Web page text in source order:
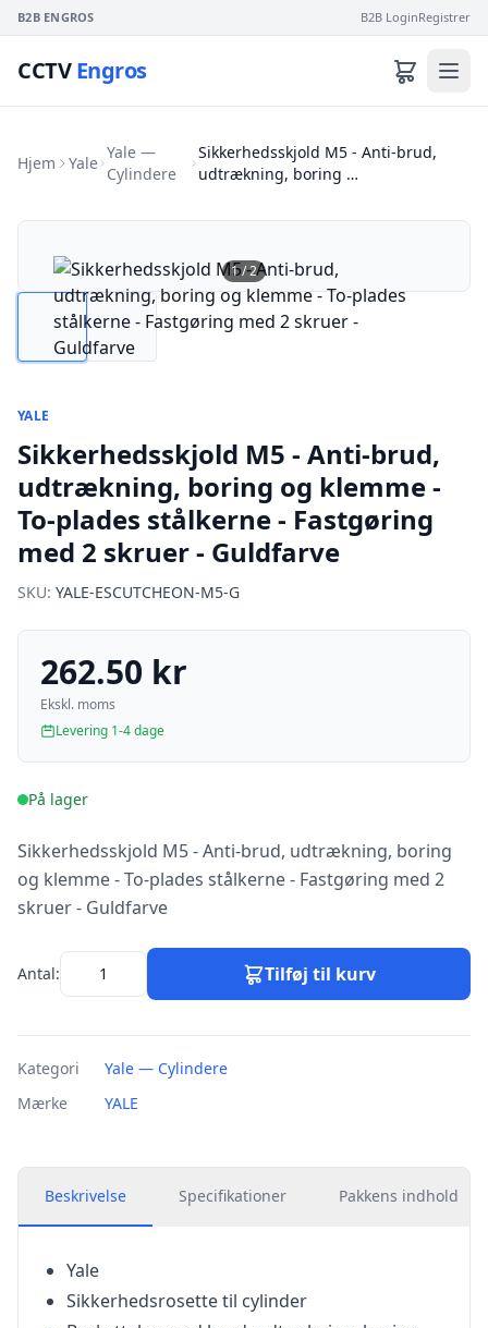
B2B ENGROS B2B LoginRegistrer
CCTVEngros
Hjem Yale
Yale —
Cylindere
Sikkerhedsskjold M5 - Anti-brud,
udtrækning, boring …
1/2
YALE
Sikkerhedsskjold M5 - Anti-brud,
udtrækning, boring og klemme -
To-plades stålkerne - Fastgøring
med 2 skruer - Guldfarve
SKU: YALE-ESCUTCHEON-M5-G
262.50 kr
Ekskl. moms
Levering 1-4 dage
På lager
Sikkerhedsskjold M5 - Anti-brud, udtrækning, boring
og klemme - To-plades stålkerne - Fastgøring med 2
skruer - Guldfarve
Antal: Tilføj til kurv
Kategori
Yale — Cylindere
Mærke
YALE
Beskrivelse Specifikationer Pakkens indhold
Yale
Sikkerhedsrosette til cylinder